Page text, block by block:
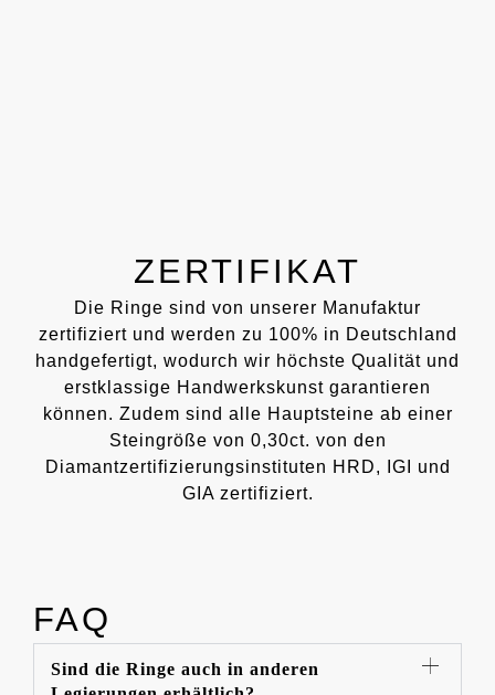
ZERTIFIKAT
Die Ringe sind von unserer Manufaktur
zertifiziert und werden zu 100% in Deutschland
handgefertigt, wodurch wir höchste Qualität und
erstklassige Handwerkskunst garantieren
können. Zudem sind alle Hauptsteine ab einer
Steingröße von 0,30ct. von den
Diamantzertifizierungsinstituten HRD, IGI und
GIA zertifiziert.
FAQ
Sind die Ringe auch in anderen